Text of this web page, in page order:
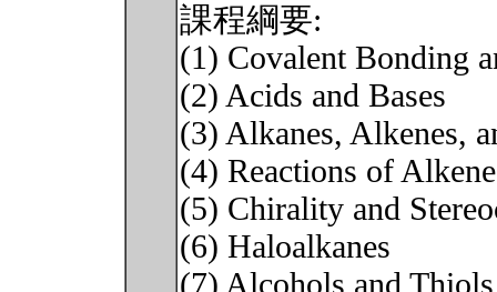
課程綱要:
(1) Covalent Bonding
(2) Acids and Bases
(3) Alkanes, Alkenes,
(4) Reactions of
(5) Chirality and
(6) Haloalkanes
(7) Alcohols and